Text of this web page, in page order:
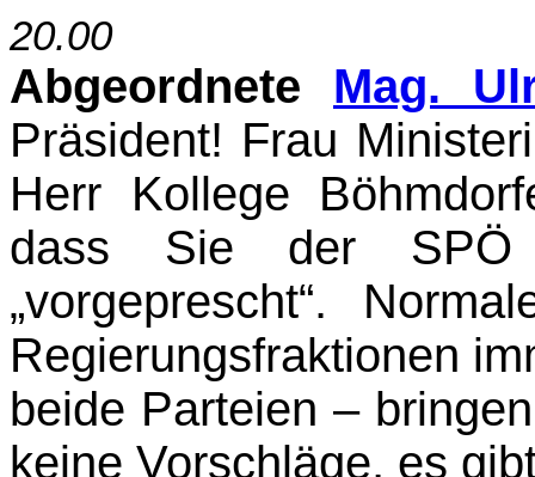
20.00
Abgeordnete Mag.
Präsident! Frau
Herr Kollege
dass Sie der
„vorgeprescht“.
Regie­rungsfraktionen
beide Parteien –
keine Vorschläge, es